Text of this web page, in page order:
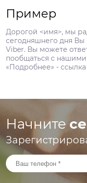
Пример
Дорогой <имя>, мы
сегодняшнего дня Вы
Viber. Вы можете
пообщаться с
«Подробнее» -
Начните